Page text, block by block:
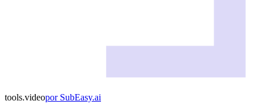
tools.videoporSubEasy.ai